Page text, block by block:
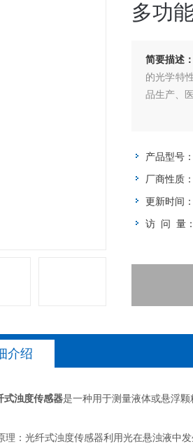
多功
简要描述：
的光学特
品生产、
产品型号：
厂商性质：
更新时间：
访 问 量：
介绍
式浊度传感器是一种用于测量液体或悬浮颗
理：光纤式浊度传感器利用光在悬浊液中